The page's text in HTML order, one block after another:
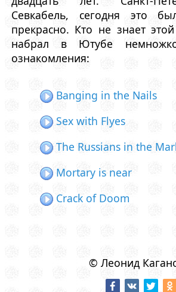
Севкабель, сегодня это
прекрасно. Кто не знает
набрал в Ютубе
ознакомления:
Banging in the Nails
Sex with Flyes
The Russians in the
Mortary is near
Crack of Doom
© Леонид